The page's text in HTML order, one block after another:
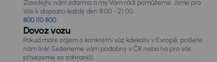
Zavolejte nám zdarma a my Vám rádi pomůžeme. Jsme pro
Vás k dispozici každý den 8:00 - 21:00.
800 110 800
Dovoz vozu
Pokud máte zájem o konkrétní vůz kdekoliv v Evropě, pošlete
nám link! Seženeme vám podobný v ČR nebo ho pro vás
přivezeme ze zahraničí.